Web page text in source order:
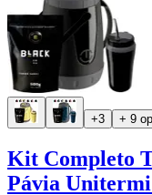
+3 + 9
Kit Completo
Pávia